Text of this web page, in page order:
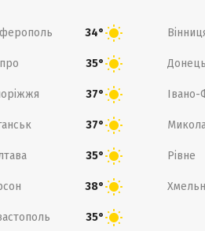
34°
35°
37° Івано-
37°
35° Рівне
38°
35°